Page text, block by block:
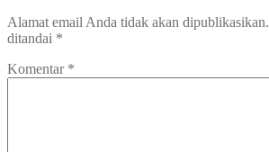
Alamat email Anda tidak akan dipublikasikan.
ditandai *
Komentar *